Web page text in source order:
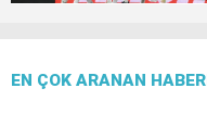
EN ÇOK ARANAN